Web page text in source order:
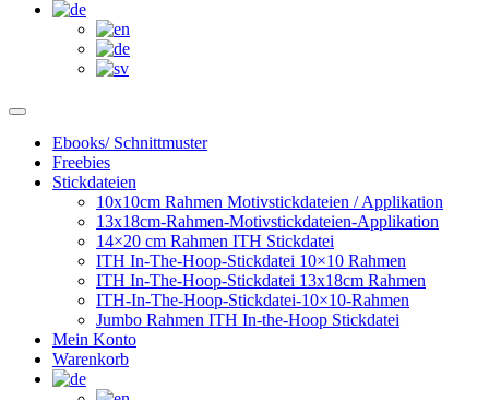
Ebooks/ Schnittmuster
Freebies
Stickdateien
10x10cm Rahmen Motivstickdateien / Applikation
13x18cm-Rahmen-Motivstickdateien-Applikation
14×20 cm Rahmen ITH Stickdatei
ITH In-The-Hoop-Stickdatei 10×10 Rahmen
ITH In-The-Hoop-Stickdatei 13x18cm Rahmen
ITH-In-The-Hoop-Stickdatei-10×10-Rahmen
Jumbo Rahmen ITH In-the-Hoop Stickdatei
Mein Konto
Warenkorb